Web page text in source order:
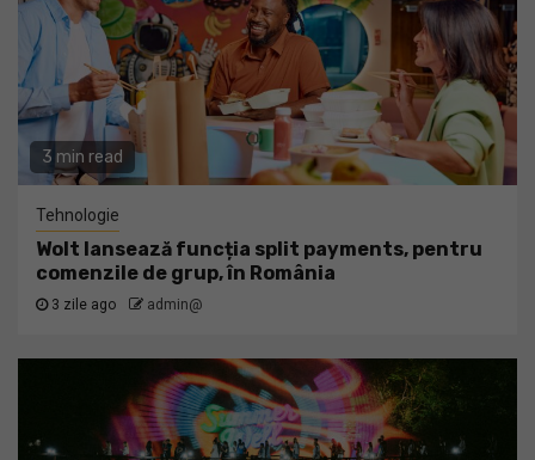
3 min read
Tehnologie
Wolt lansează funcția split payments, pentru
comenzile de grup, în România
3 zile ago admin@